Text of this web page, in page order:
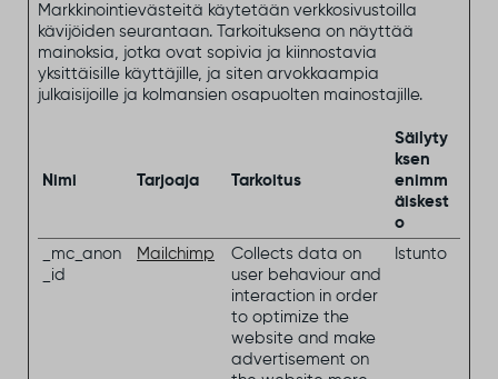
Markkinointievästeitä käytetään verkkosivustoilla
kävijöiden seurantaan. Tarkoituksena on näyttää
mainoksia, jotka ovat sopivia ja kiinnostavia
yksittäisille käyttäjille, ja siten arvokkaampia
julkaisijoille ja kolmansien osapuolten mainostajille.
Nimi Tarjoaja Tarkoitus
Säilyty
ksen
enimm
äiskest
o
_mc_anon
_id
Mailchimp
Collects data on
user behaviour and
interaction in order
to optimize the
website and make
advertisement on
Istunto